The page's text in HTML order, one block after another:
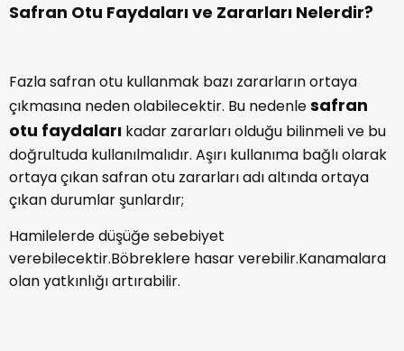
Safran Otu Faydaları ve Zararları Nelerdir?
Fazla safran otu kullanmak bazı zararların ortaya
çıkmasına neden olabilecektir. Bu nedenlesafran
otu faydaları kadar zararları olduğu bilinmeli ve bu
doğrultuda kullanılmalıdır. Aşırı kullanıma bağlı olarak
ortaya çıkan safran otu zararları adı altında ortaya
çıkan durumlar şunlardır;
Hamilelerde düşüğe sebebiyet
verebilecektir.Böbreklere hasar verebilir.Kanamalara
olan yatkınlığı artırabilir.